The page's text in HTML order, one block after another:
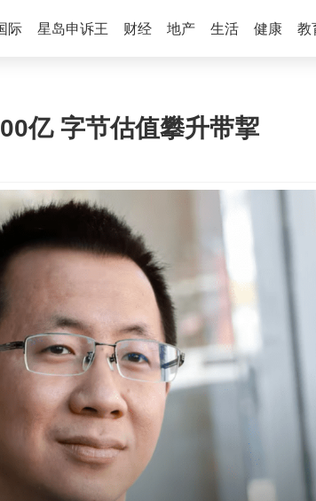
际 星岛申诉王 财经 地产 生活 健康 教
亿 字节估值攀升带挈